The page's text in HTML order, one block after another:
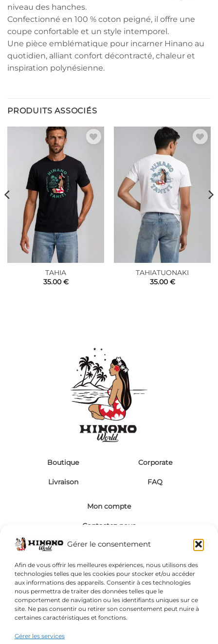
Gérer le consentement
Afin de vous offrir les meilleures expériences, nous utilisons des
technologies telles que les cookies pour stocker et/ou accéder
aux informations des appareils. Consentir à ces technologies
nous permettra de traiter des données telles que le
comportement de navigation ou les identifiants uniques sur ce
site. Ne pas consentir ou retirer son consentement peut nuire à
certaines caractéristiques et fonctions.
Gérer les services
niveau des hanches.
Confectionné en 100 % coton peigné, il offre une
coupe confortable et un style intemporel.
Une pièce emblématique pour incarner Hinano au
quotidien, alliant confort décontracté, chaleur et
inspiration polynésienne.
PRODUITS ASSOCIÉS
Ajouter à la liste de souhaits
TAHIA
35.00 €
Ajouter à la liste de souhaits
TAHIATUONAKI
35.00 €
Boutique
Livraison
Corporate
FAQ
Mon compte
Contactez-nous